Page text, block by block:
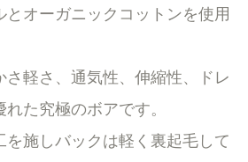
オーガニックコットンを使用
さ軽さ、通気性、伸縮性、ドレ
た究極のボアです。
を施しバックは軽く裏起毛して